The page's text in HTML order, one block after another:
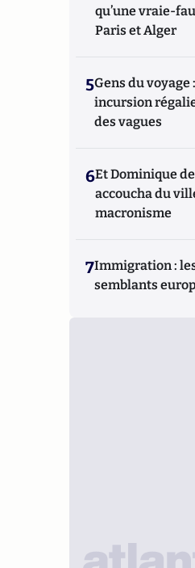
qu’une vraie-
Paris et Alger
5Gens du voyage
incursion
des vagues
6Et Dominique
accoucha du
macronisme
7Immigration :
semblants